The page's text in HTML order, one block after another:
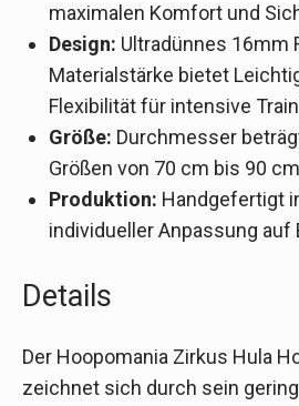
maximalen Komfort und
Design: Ultradünnes 16mm
Materialstärke bietet
Flexibilität für intensive
Größe: Durchmesser
Größen von 70 cm bis 90
Produktion: Handgefertigt
individueller Anpassung auf
Details
Der Hoopomania Zirkus Hula
zeichnet sich durch sein